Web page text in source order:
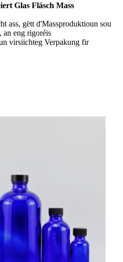
Glas Fläsch Mass
ass, gëtt d'Massproduktioun sou
an eng rigoréis
virsiichteg Verpakung fir